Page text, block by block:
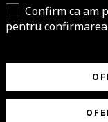
Confirm ca am
pentru